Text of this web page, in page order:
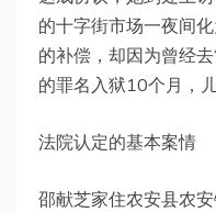
的十字街市场一夜间
的补偿，却因为曾经
的罪名入狱10个月，
法院认定的基本案情
邵献芝家住农安县农